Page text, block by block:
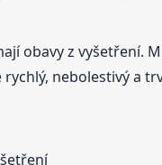
obavy z vyšetření.
nebolestivý a